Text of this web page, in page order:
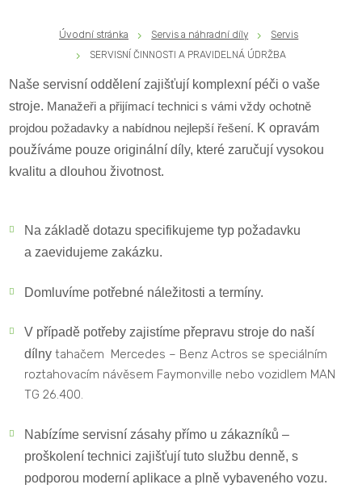
Úvodní stránka Servis a náhradní díly
Servis
SERVISNÍ ČINNOSTI A PRAVIDELNÁ ÚDRŽBA
Naše servisní oddělení zajišťují komplexní péči o vaše
stroje. Manažeři a přijímací technici s vámi vždy ochotně
projdou požadavky a nabídnou nejlepší řešení. K opravám
používáme pouze originální díly, které zaručují vysokou
kvalitu a dlouhou životnost.
Na základě dotazu specifikujeme typ požadavku
a zaevidujeme zakázku.
Domluvíme potřebné náležitosti a termíny.
V případě potřeby zajistíme přepravu stroje do naší
dílny tahačem Mercedes – Benz Actros se speciálním
roztahovacím návěsem Faymonville nebo vozidlem MAN
TG 26.400.
Nabízíme servisní zásahy přímo u zákazníků –
proškolení technici zajišťují tuto službu denně, s
podporou moderní aplikace a plně vybaveného vozu.